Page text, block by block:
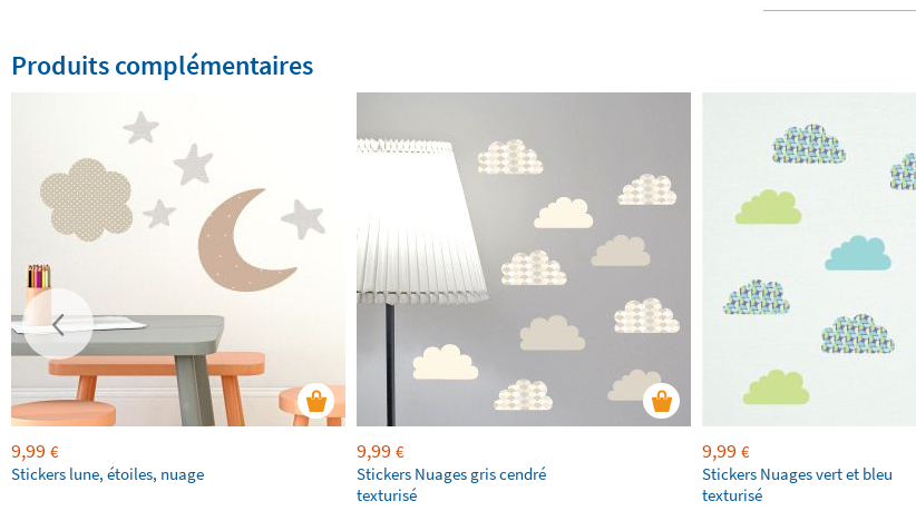
Produits complémentaires
9,99 €
Stickers lune, étoiles, nuage
9,99 €
Stickers Nuages gris cendré
texturisé
9,99 €
Stickers Nuages vert et bleu
texturisé